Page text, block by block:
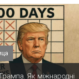
Як міжнародні